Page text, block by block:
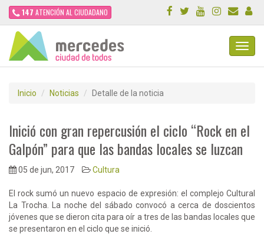
147 ATENCIÓN AL CIUDADANO
Inicio Noticias Detalle de la noticia
Inició con gran repercusión el ciclo “Rock en el
Galpón” para que las bandas locales se luzcan
05 de jun, 2017 Cultura
El rock sumó un nuevo espacio de expresión: el complejo Cultural
La Trocha. La noche del sábado convocó a cerca de doscientos
jóvenes que se dieron cita para oír a tres de las bandas locales que
se presentaron en el ciclo que se inició.